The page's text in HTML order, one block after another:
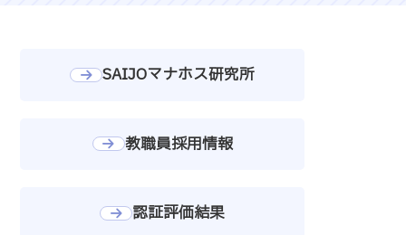
SAIJOマナホス研究所
教職員採用情報
認証評価結果